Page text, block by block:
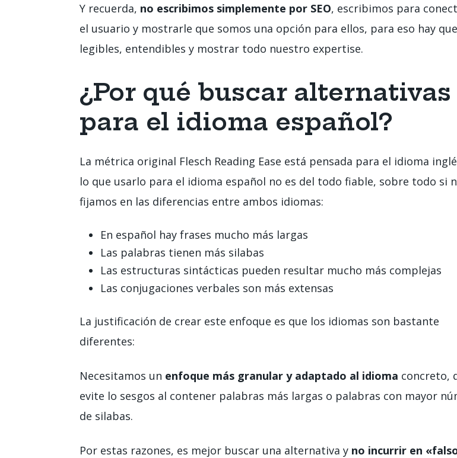
Y recuerda, no escribimos simplemente por SEO, escribimos para
el usuario y mostrarle que somos una opción para ellos, para eso hay
legibles, entendibles y mostrar todo nuestro expertise.
¿Por qué buscar alternativas
para el idioma español?
La métrica original Flesch Reading Ease está pensada para el idioma
lo que usarlo para el idioma español no es del todo fiable, sobre todo si
fijamos en las diferencias entre ambos idiomas:
En español hay frases mucho más largas
Las palabras tienen más silabas
Las estructuras sintácticas pueden resultar mucho más complejas
Las conjugaciones verbales son más extensas
La justificación de crear este enfoque es que los idiomas son bastante
diferentes:
Necesitamos un enfoque más granular y adaptado al idioma concreto,
evite lo sesgos al contener palabras más largas o palabras con mayor
de silabas.
Por estas razones, es mejor buscar una alternativa y no incurrir en